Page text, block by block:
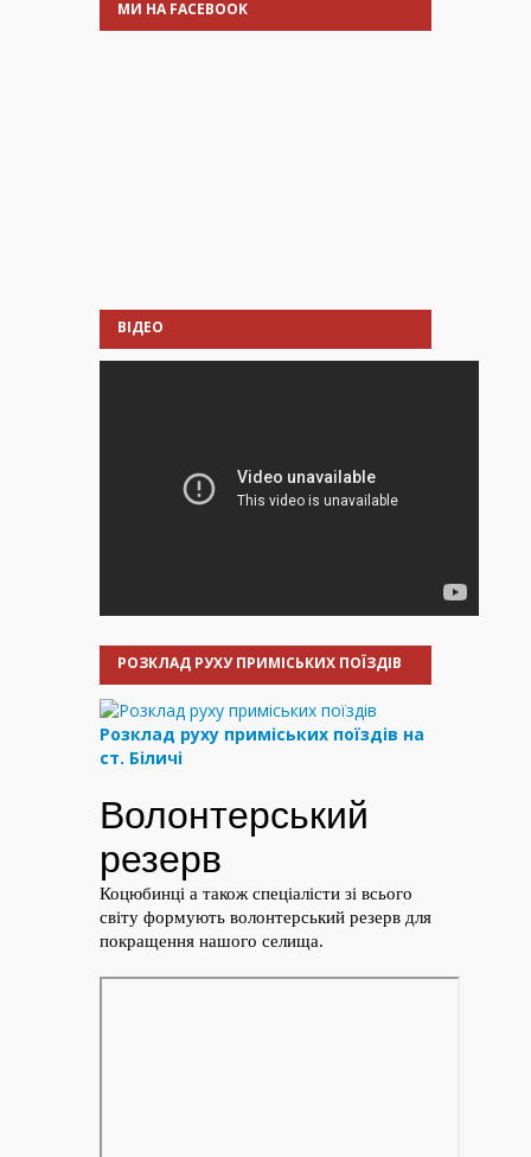
МИ НА FACEBOOK
ВІДЕО
РОЗКЛАД РУХУ ПРИМІСЬКИХ ПОЇЗДІВ
Розклад руху приміських поїздів на
ст. Біличі